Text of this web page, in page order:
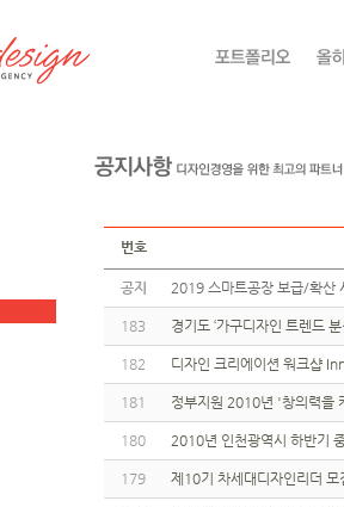
번호
공지 2019 스마트공장 보급/확
183 경기도 ‘가구디자인 트렌드
182 디자인 크리에이션 워크샵
181 정부지원 2010년 '창의력을
180 2010년 인천광역시 하반기
179 제10기 차세대디자인리더